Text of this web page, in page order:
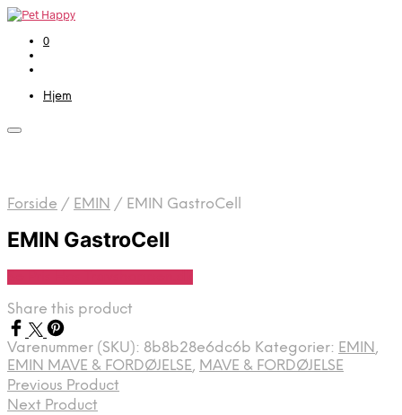
0
Hjem
Forside / EMIN / EMIN GastroCell
EMIN GastroCell
Share this product
Varenummer (SKU): 8b8b28e6dc6b Kategorier: EMIN,
EMIN MAVE & FORDØJELSE, MAVE & FORDØJELSE
Previous Product
Next Product